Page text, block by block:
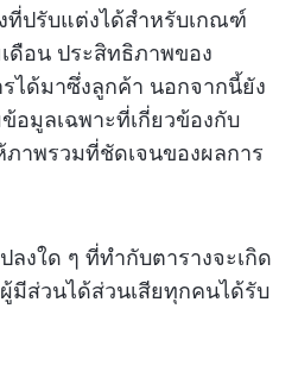
ที่ปรับแต่งได้สำหรับเกณฑ์
ดือน ประสิทธิภาพของ
ด้มาซึ่งลูกค้า นอกจากนี้ยัง
มูลเฉพาะที่เกี่ยวข้องกับ
ภาพรวมที่ชัดเจนของผลการ
งใด ๆ ที่ทำกับตารางจะเกิด
มีส่วนได้ส่วนเสียทุกคนได้รับ